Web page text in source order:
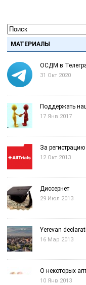
МАТЕРИАЛЫ
ОСДМ в
31 Окт 2020
Поддержать
17 Янв 2017
За
12 Окт 2013
Диссернет
29 Июл 2013
Yerevan
16 Мар 2013
О некоторых
10 Янв 2013